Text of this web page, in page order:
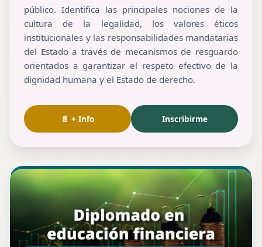
público. Identifica las principales nociones de la
cultura de la legalidad, los valores éticos
institucionales y las responsabilidades mandatarias
del Estado a través de mecanismos de resguardo
orientados a garantizar el respeto efectivo de la
dignidad humana y el Estado de derecho.
📄 + Info Inscribirme